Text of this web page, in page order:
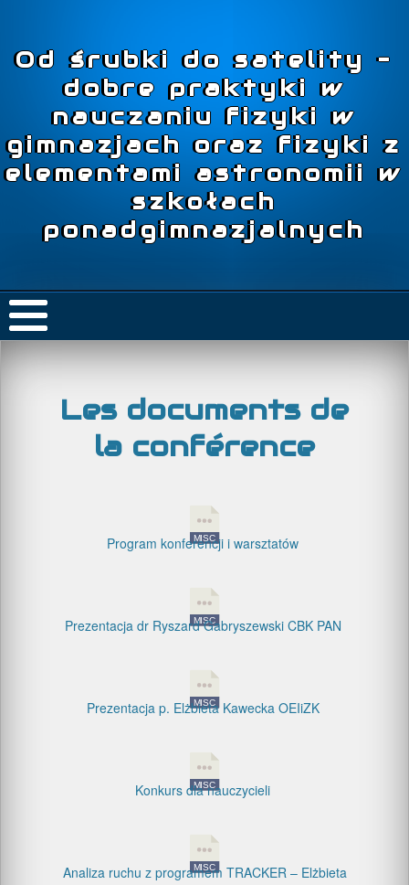
Od śrubki do satelity –
dobre praktyki w
nauczaniu fizyki w
gimnazjach oraz fizyki z
elementami astronomii w
szkołach
ponadgimnazjalnych
Les documents de
la conférence
Program konferencji i warsztatów
Prezentacja dr Ryszard Gabryszewski CBK PAN
Prezentacja p. Elżbieta Kawecka OEIiZK
Konkurs dla nauczycieli
Analiza ruchu z programem TRACKER – Elżbieta